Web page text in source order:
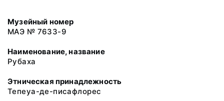
Музейный номер
МАЭ № 7633-9
Наименование, название
Рубаха
Этническая принадлежность
Тепеуа-де-писафлорес